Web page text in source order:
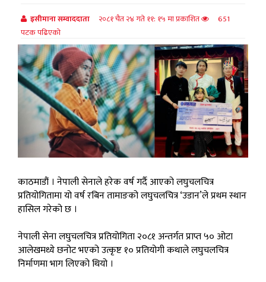
इसीमाना सम्वाददाता २०८१ चैत २४ गते ११: १५ मा प्रकाशित
651
पटक पढिएको
काठमाडौं । नेपाली सेनाले हरेक वर्ष गर्दै आएको लघुचलचित्र
प्रतियोगितामा यो वर्ष रबिन तामाङको लघुचलचित्र ‘उडान’ले प्रथम स्थान
हासिल गरेको छ ।
नेपाली सेना लघुचलचित्र प्रतियोगिता २०८१ अन्तर्गत प्राप्त ५० ओटा
आलेखमध्ये छनोट भएको उत्कृष्ट १० प्रतियोगी कथाले लघुचलचित्र
निर्माणमा भाग लिएको थियो ।